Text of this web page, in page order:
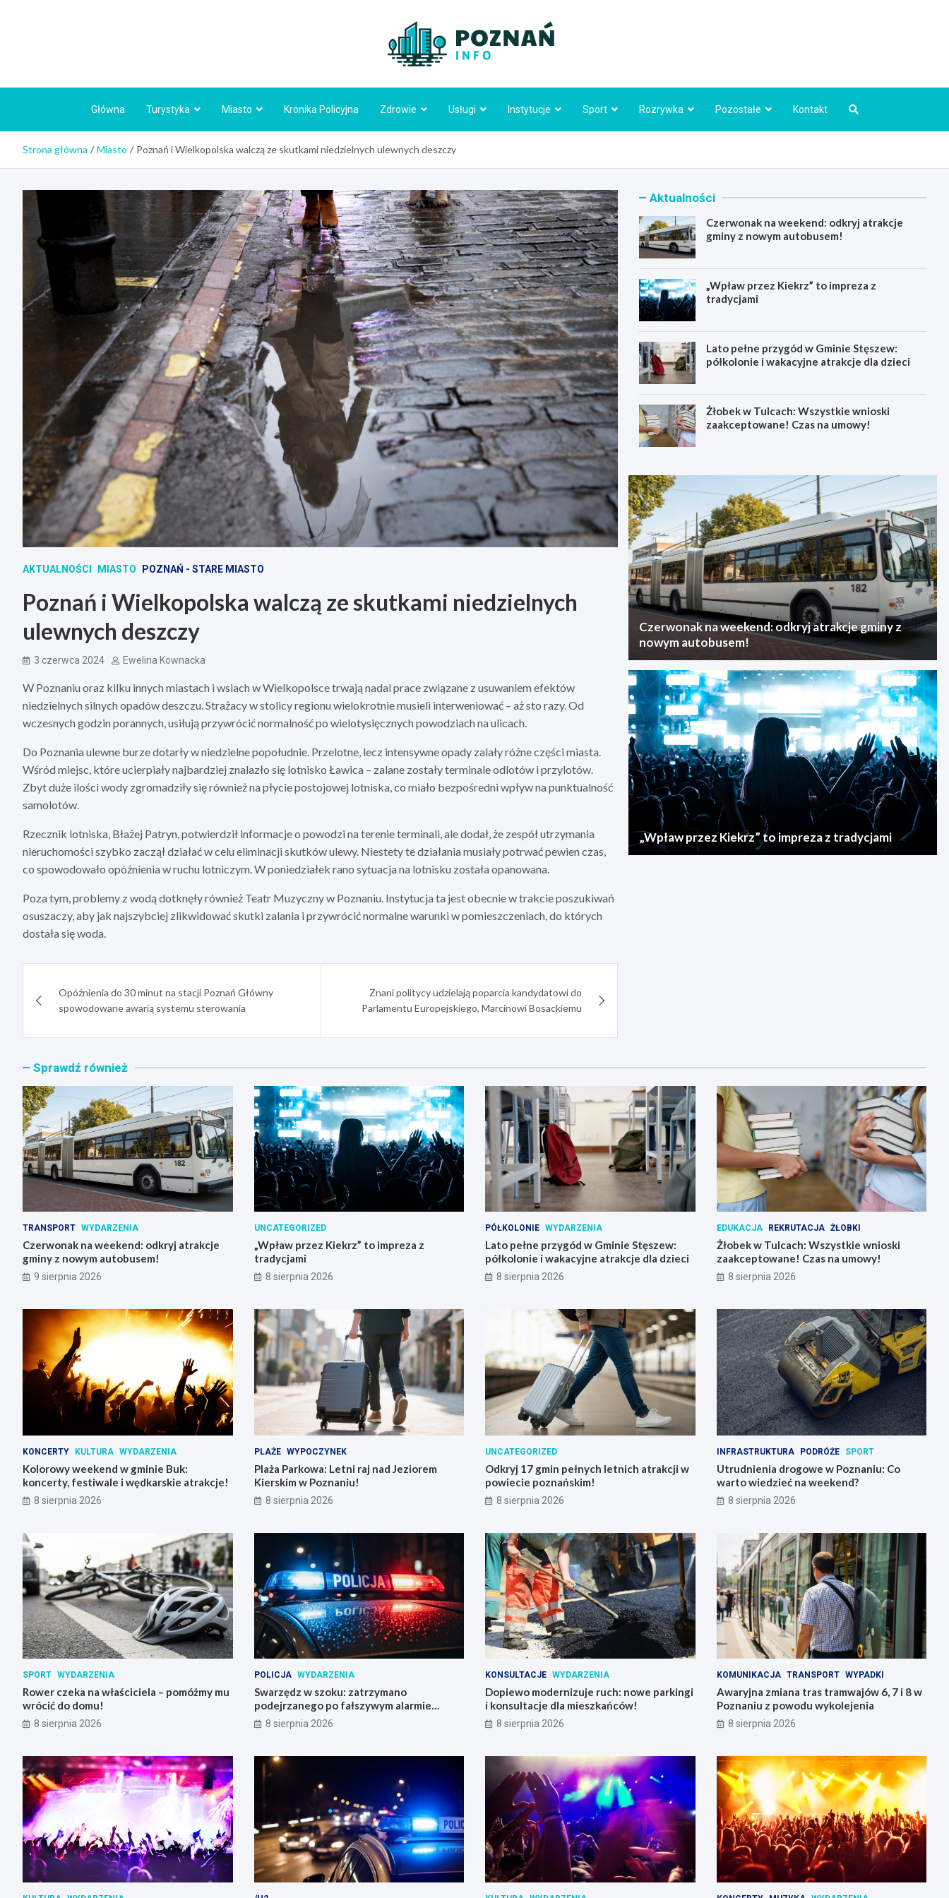
Główna Turystyka Miasto Kronika Policyjna Zdrowie Usługi Instytucje Sport Rozrywka Pozostałe Kontakt
Strona główna Miasto Poznań i Wielkopolska walczą ze skutkami niedzielnych ulewnych deszczy
AKTUALNOŚCI MIASTO POZNAŃ - STARE MIASTO
Poznań i Wielkopolska walczą ze skutkami niedzielnych
ulewnych deszczy
3 czerwca 2024 Ewelina Kownacka
W Poznaniu oraz kilku innych miastach i wsiach w Wielkopolsce trwają nadal prace związane z usuwaniem efektów
niedzielnych silnych opadów deszczu. Strażacy w stolicy regionu wielokrotnie musieli interweniować – aż sto razy. Od
wczesnych godzin porannych, usiłują przywrócić normalność po wielotysięcznych powodziach na ulicach.
Do Poznania ulewne burze dotarły w niedzielne popołudnie. Przelotne, lecz intensywne opady zalały różne części miasta.
Wśród miejsc, które ucierpiały najbardziej znalazło się lotnisko Ławica – zalane zostały terminale odlotów i przylotów.
Zbyt duże ilości wody zgromadziły się również na płycie postojowej lotniska, co miało bezpośredni wpływ na punktualność
samolotów.
Rzecznik lotniska, Błażej Patryn, potwierdził informacje o powodzi na terenie terminali, ale dodał, że zespół utrzymania
nieruchomości szybko zaczął działać w celu eliminacji skutków ulewy. Niestety te działania musiały potrwać pewien czas,
co spowodowało opóźnienia w ruchu lotniczym. W poniedziałek rano sytuacja na lotnisku została opanowana.
Poza tym, problemy z wodą dotknęły również Teatr Muzyczny w Poznaniu. Instytucja ta jest obecnie w trakcie poszukiwań
osuszaczy, aby jak najszybciej zlikwidować skutki zalania i przywrócić normalne warunki w pomieszczeniach, do których
dostała się woda.
wpisuOpóźnienia do 30 minut na stacji Poznań Główny
spowodowane awarią systemu sterowania
Znani politycy udzielają poparcia kandydatowi do
Parlamentu Europejskiego, Marcinowi Bosackiemu
Aktualności
Czerwonak na weekend: odkryj atrakcje
gminy z nowym autobusem!
„Wpław przez Kiekrz” to impreza z
tradycjami
Lato pełne przygód w Gminie Stęszew:
półkolonie i wakacyjne atrakcje dla dzieci
Żłobek w Tulcach: Wszystkie wnioski
zaakceptowane! Czas na umowy!
Czerwonak na weekend: odkryj atrakcje gminy z
nowym autobusem!
„Wpław przez Kiekrz” to impreza z tradycjami
Sprawdź również
TRANSPORT WYDARZENIA
Czerwonak na weekend: odkryj atrakcje
gminy z nowym autobusem!
9 sierpnia 2026
UNCATEGORIZED
„Wpław przez Kiekrz” to impreza z
tradycjami
8 sierpnia 2026
PÓŁKOLONIE WYDARZENIA
Lato pełne przygód w Gminie Stęszew:
półkolonie i wakacyjne atrakcje dla dzieci
8 sierpnia 2026
EDUKACJA REKRUTACJA ŻŁOBKI
Żłobek w Tulcach: Wszystkie wnioski
zaakceptowane! Czas na umowy!
8 sierpnia 2026
KONCERTY KULTURA WYDARZENIA
Kolorowy weekend w gminie Buk:
koncerty, festiwale i wędkarskie atrakcje!
8 sierpnia 2026
PLAŻE WYPOCZYNEK
Plaża Parkowa: Letni raj nad Jeziorem
Kierskim w Poznaniu!
8 sierpnia 2026
UNCATEGORIZED
Odkryj 17 gmin pełnych letnich atrakcji w
powiecie poznańskim!
8 sierpnia 2026
INFRASTRUKTURA PODRÓŻE SPORT
Utrudnienia drogowe w Poznaniu: Co
warto wiedzieć na weekend?
8 sierpnia 2026
SPORT WYDARZENIA
Rower czeka na właściciela – pomóżmy mu
wrócić do domu!
8 sierpnia 2026
POLICJA WYDARZENIA
Swarzędz w szoku: zatrzymano
podejrzanego po fałszywym alarmie
bombowym na stacji benzynowej
8 sierpnia 2026
KONSULTACJE WYDARZENIA
Dopiewo modernizuje ruch: nowe parkingi
i konsultacje dla mieszkańców!
8 sierpnia 2026
KOMUNIKACJA TRANSPORT WYPADKI
Awaryjna zmiana tras tramwajów 6, 7 i 8 w
Poznaniu z powodu wykolejenia
8 sierpnia 2026